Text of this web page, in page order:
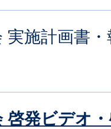
実施計画書
啓発ビデオ